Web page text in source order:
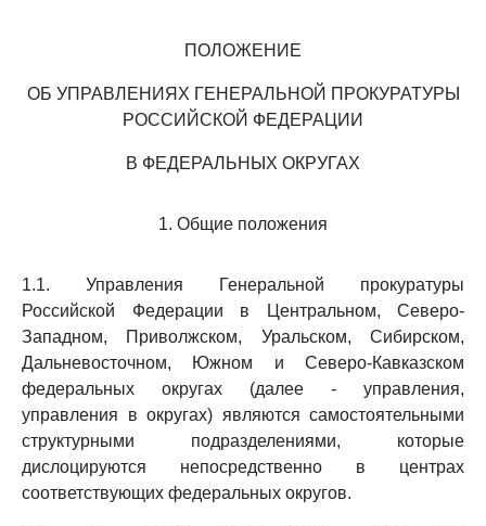
ПОЛОЖЕНИЕ
ОБ УПРАВЛЕНИЯХ ГЕНЕРАЛЬНОЙ ПРОКУРАТУРЫ
РОССИЙСКОЙ ФЕДЕРАЦИИ
В ФЕДЕРАЛЬНЫХ ОКРУГАХ
1. Общие положения
1.1. Управления Генеральной прокуратуры
Российской Федерации в Центральном, Северо-
Западном, Приволжском, Уральском, Сибирском,
Дальневосточном, Южном и Северо-Кавказском
федеральных округах (далее - управления,
управления в округах) являются самостоятельными
структурными подразделениями, которые
дислоцируются непосредственно в центрах
соответствующих федеральных округов.